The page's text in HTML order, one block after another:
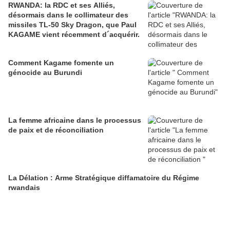
RWANDA: la RDC et ses Alliés,
désormais dans le collimateur des
missiles TL-50 Sky Dragon, que Paul
KAGAME vient récemment d´acquérir.
Comment Kagame fomente un
génocide au Burundi
La femme africaine dans le processus
de paix et de réconciliation
La Délation : Arme Stratégique diffamatoire du Régime
rwandais